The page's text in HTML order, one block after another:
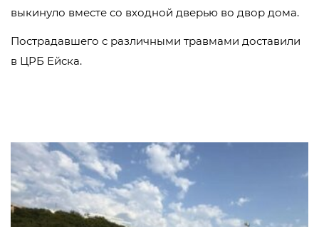
выкинуло вместе со входной дверью во двор дома.
Пострадавшего с различными травмами доставили
в ЦРБ Ейска.